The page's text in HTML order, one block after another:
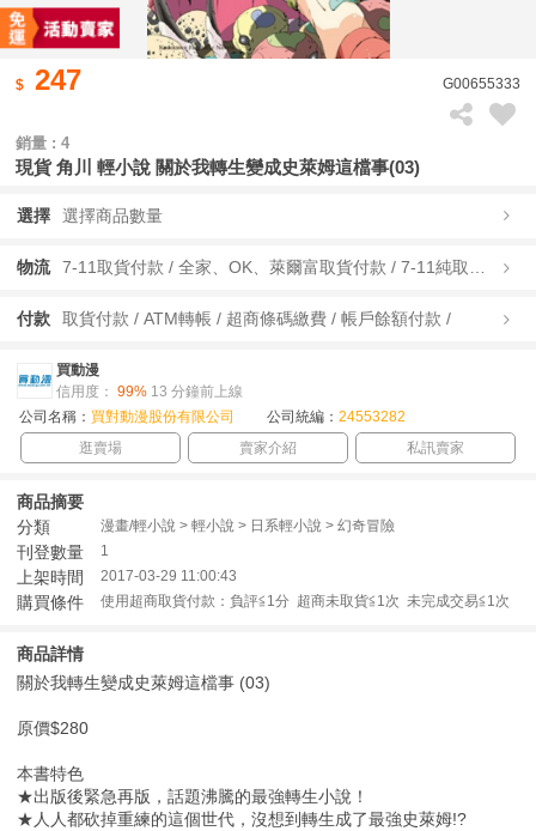
247 G00655333
銷量 : 4
現貨 角川 輕小說 關於我轉生變成史萊姆這檔事(03)
選擇 選擇商品數量
物流
付款 取貨付款 / ATM轉帳 / 超商條碼繳費 / 帳戶餘額付款 /
買動漫
信用度： 99% 13 分鐘前上線
公司名稱： 買對動漫股份有限公司 公司統編： 24553282
逛賣場
賣家介紹 私訊賣家
商品摘要
分類
漫畫/輕小說 > 輕小說 > 日系輕小說 > 幻奇冒險
刊登數量 1
上架時間 2017-03-29 11:00:43
購買條件 使用超商取貨付款：負評≦1分 超商未取貨≦1次 未完成交易≦1次
商品詳情
關於我轉生變成史萊姆這檔事 (03)
原價$280
本書特色
★出版後緊急再版，話題沸騰的最強轉生小說！
★人人都砍掉重練的這個世代，沒想到轉生成了最強史萊姆!?